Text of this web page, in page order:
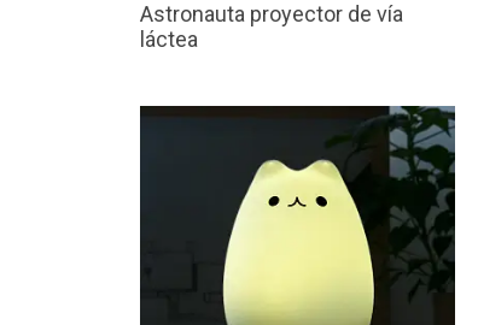
Astronauta proyector de vía
láctea